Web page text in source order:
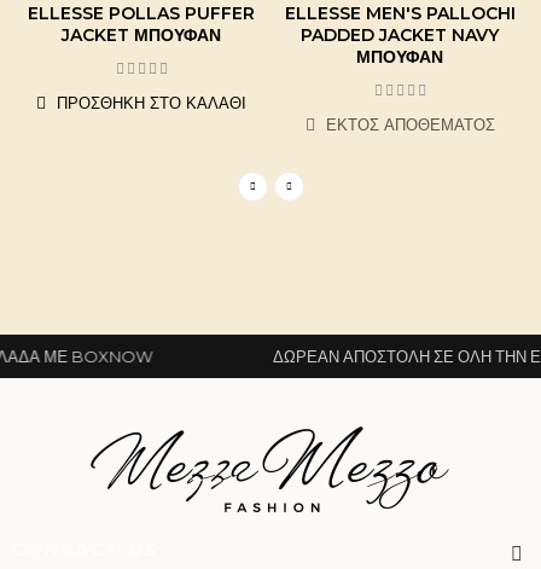
ELLESSE POLLAS PUFFER
JACKET ΜΠΟΥΦΆΝ
ΠΡΟΣΘΉΚΗ ΣΤΟ ΚΑΛΆΘΙ
ELLESSE MEN'S PALLOCHI
PADDED JACKET NAVY
ΜΠΟΥΦΆΝ
ΕΚΤΌΣ ΑΠΟΘΈΜΑΤΟΣ
ΜΕ BOXNOW ΔΩΡΕΆΝ ΑΠΟΣΤΟΛΉ ΣΕ ΌΛΗ ΤΗΝ